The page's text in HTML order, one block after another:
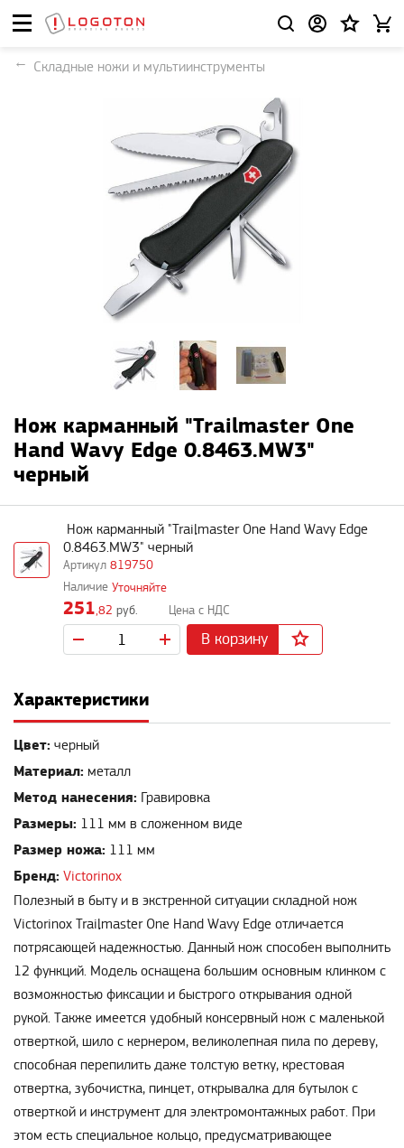
Складные ножи и мультиинструменты
Нож карманный "Trailmaster One
Hand Wavy Edge 0.8463.MW3"
черный
819750
Нож карманный "Trailmaster One Hand Wavy Edge
0.8463.MW3" черный
Уточняйте
251,82 руб.
В корзину
Характеристики
Цвет: черный
Материал: металл
Метод нанесения: Гравировка
Размеры: 111 мм в сложенном виде
Размер ножа: 111 мм
Бренд: Victorinox
Полезный в быту и в экстренной ситуации складной нож
Victorinox Trailmaster One Hand Wavy Edge отличается
потрясающей надежностью. Данный нож способен выполнить
12 функций. Модель оснащена большим основным клинком с
возможностью фиксации и быстрого открывания одной
рукой. Также имеется удобный консервный нож с маленькой
отверткой, шило с кернером, великолепная пила по дереву,
способная перепилить даже толстую ветку, крестовая
отвертка, зубочистка, пинцет, открывалка для бутылок с
отверткой и инструмент для электромонтажных работ. При
этом есть специальное кольцо, предусматривающее